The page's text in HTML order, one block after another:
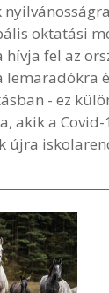
oktatási
hívja fel az
- ez
akik a
újra